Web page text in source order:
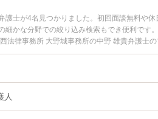
護士が4名見つかりました。初回面談無料や
細かな分野での絞り込み検索もでき便利で
法律事務所 大野城事務所の中野 雄貴弁護士
に弁護士に相談したい』『私選弁護人のト
い』などでお困りの相談者さんにおすすめです
人